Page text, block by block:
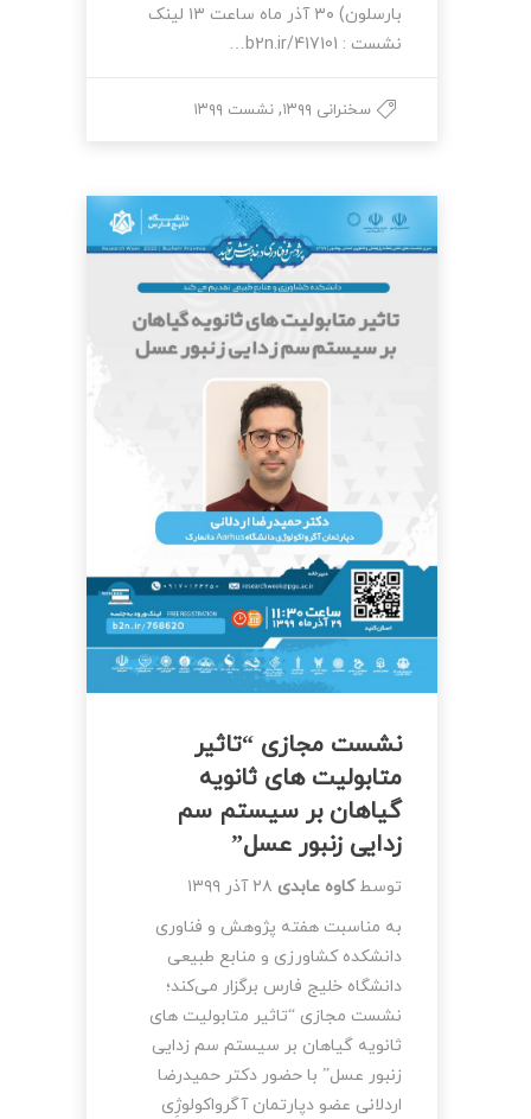
بارسلون) ۳۰ آذر ماه ساعت ۱۳ لینک
نشست : b2n.ir/417101…
سخنرانی ۱۳۹۹ , نشست ۱۳۹۹
نشست مجازی “تاثیر
متابولیت های ثانویه
گیاهان بر سیستم سم
زدایی زنبور عسل”
توسطکاوه عابدی ۲۸ آذر ۱۳۹۹
به مناسبت هفته پژوهش و فناوری
دانشکده کشاورزی و منابع طبیعی
دانشگاه خلیج فارس برگزار می‌کند؛
نشست مجازی “تاثیر متابولیت های
ثانویه گیاهان بر سیستم سم زدایی
زنبور عسل” با حضور دکتر حمیدرضا
اردلانی عضو دپارتمان آگرواکولوژِی